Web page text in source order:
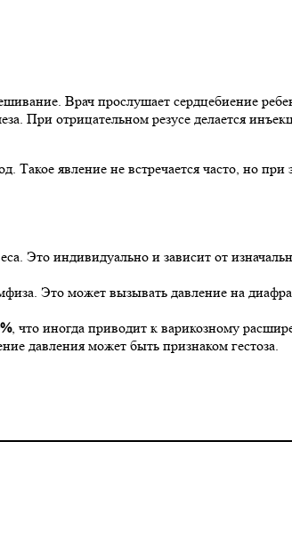
Врач прослушает сердцебиение
При отрицательном резусе делается
явление не встречается часто, но
Это индивидуально и зависит от
Это может вызывать давление на
, что иногда приводит к варикозному
давления может быть признаком гестоза.